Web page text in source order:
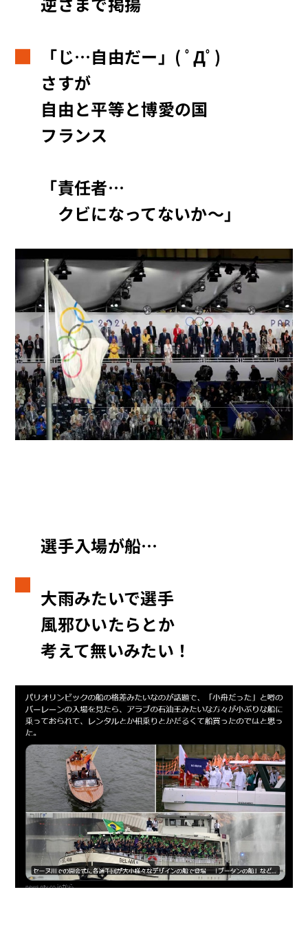
「じ…自由だー」( ﾟДﾟ)
さすが
自由と平等と博愛の国
フランス
「責任者…
クビになってないか～」
選手入場が船…
大雨みたいで選手
風邪ひいたらとか
考えて無いみたい！